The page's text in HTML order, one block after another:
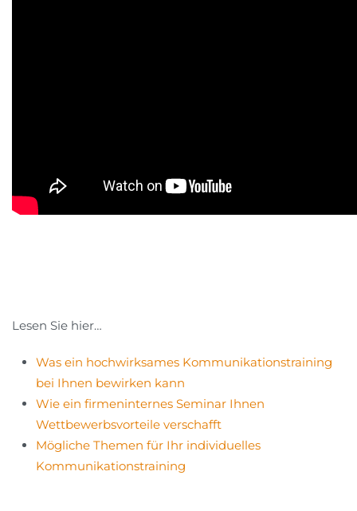
Lesen Sie hier…
Was ein hochwirksames Kommunikationstraining
bei Ihnen bewirken kann
Wie ein firmeninternes Seminar Ihnen
Wettbewerbsvorteile verschafft
Mögliche Themen für Ihr individuelles
Kommunikationstraining